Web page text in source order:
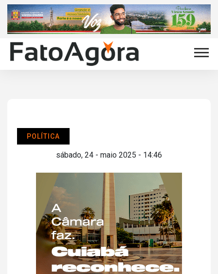
POLÍTICA
sábado, 24 - maio 2025 - 14:46